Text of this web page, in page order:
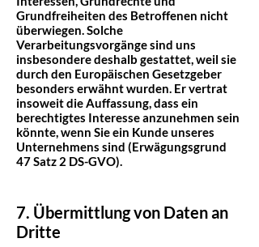
Grundfreiheiten des Betroffenen nicht
überwiegen. Solche
Verarbeitungsvorgänge sind uns
insbesondere deshalb gestattet, weil sie
durch den Europäischen Gesetzgeber
besonders erwähnt wurden. Er vertrat
insoweit die Auffassung, dass ein
berechtigtes Interesse anzunehmen sein
könnte, wenn Sie ein Kunde unseres
Unternehmens sind (Erwägungsgrund
47 Satz 2 DS-GVO).
7. Übermittlung von Daten an
Dritte